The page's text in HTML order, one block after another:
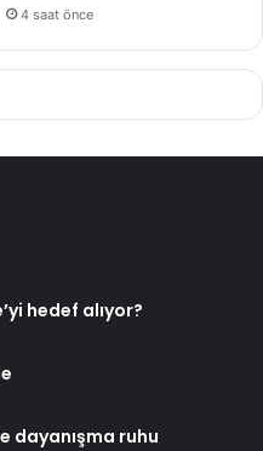
4 saat önce
hedef alıyor?
dayanışma ruhu